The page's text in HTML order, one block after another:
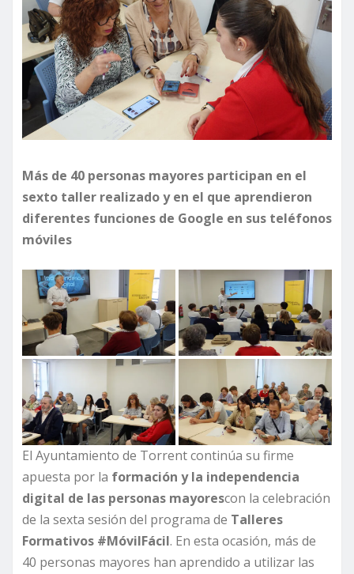
Más de 40 personas mayores participan en el
sexto taller realizado y en el que aprendieron
diferentes funciones de Google en sus teléfonos
móviles
El Ayuntamiento de Torrent continúa su firme
apuesta por la formación y la independencia
digital de las personas mayorescon la celebración
de la sexta sesión del programa de Talleres
Formativos #MóvilFácil. En esta ocasión, más de
40 personas mayores han aprendido a utilizar las